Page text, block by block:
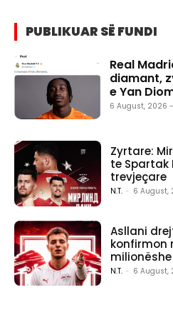
PUBLIKUAR SË FUNDI
Real
diamant,
e Yan
6 August, 2026 -
Zyrtare:
te Spartak
trevjeçare
N.T. - 6 August,
Asllani
konfirmon
milionëshe
N.T. - 6 August,